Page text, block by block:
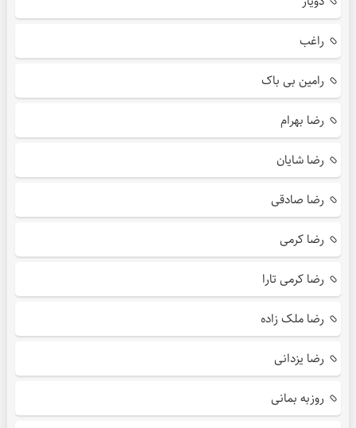
راغب
رامین بی باک
رضا بهرام
رضا شایان
رضا صادقی
رضا کرمی
رضا کرمی تارا
رضا ملک زاده
رضا یزدانی
روزبه بمانی